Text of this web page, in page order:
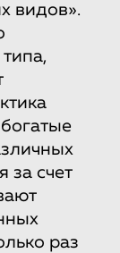
видов».
за счет
раз